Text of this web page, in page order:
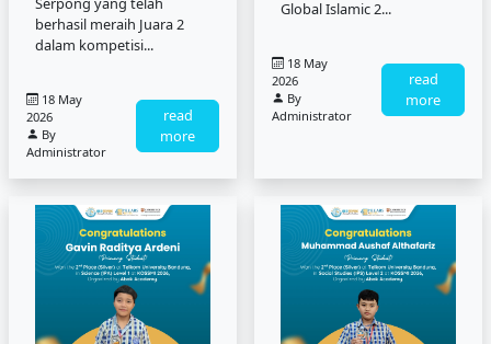
berhasil meraih Juara 2
dalam kompetisi...
18 May
2026
By
Administrator
read
more
Global Islamic 2...
18 May
2026
By
Administrator
read
more